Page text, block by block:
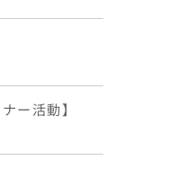
ー活動】